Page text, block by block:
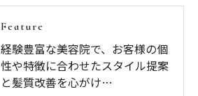
Feature
経験豊富な美容院で、お客様の個
性や特徴に合わせたスタイル提案
と髪質改善を心がけ…